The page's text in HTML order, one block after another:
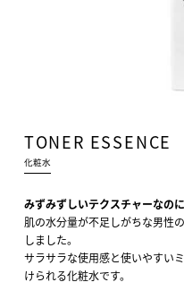
TONER ESSENCE
化粧水
みずみずしいテクスチャーなの
肌の水分量が不足しがちな男性
しました。
サラサラな使用感と使いやすい
けられる化粧水です。